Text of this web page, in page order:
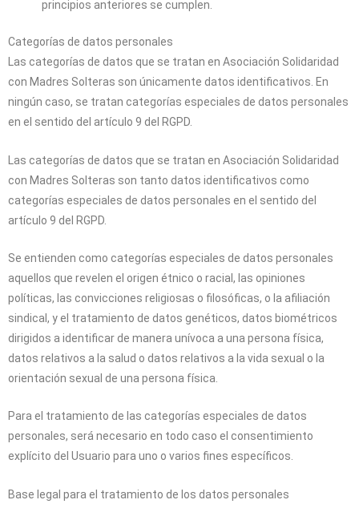
principios anteriores se cumplen.
Categorías de datos personales
Las categorías de datos que se tratan en Asociación Solidaridad
con Madres Solteras son únicamente datos identificativos. En
ningún caso, se tratan categorías especiales de datos personales
en el sentido del artículo 9 del RGPD.
Las categorías de datos que se tratan en Asociación Solidaridad
con Madres Solteras son tanto datos identificativos como
categorías especiales de datos personales en el sentido del
artículo 9 del RGPD.
Se entienden como categorías especiales de datos personales
aquellos que revelen el origen étnico o racial, las opiniones
políticas, las convicciones religiosas o filosóficas, o la afiliación
sindical, y el tratamiento de datos genéticos, datos biométricos
dirigidos a identificar de manera unívoca a una persona física,
datos relativos a la salud o datos relativos a la vida sexual o la
orientación sexual de una persona física.
Para el tratamiento de las categorías especiales de datos
personales, será necesario en todo caso el consentimiento
explícito del Usuario para uno o varios fines específicos.
Base legal para el tratamiento de los datos personales